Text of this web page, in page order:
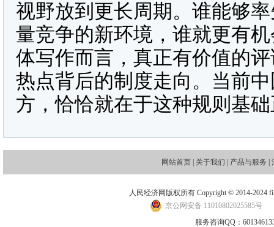
视野放到更长周期。谁能够
量竞争的新环境，谁就更有
体写作而言，真正有价值的
热点背后的制度走向。当前
方，恰恰就在于这种规则基
网站首页 关于我们 产品与服务
人民经济网版权所有 Copyright © 2014-2024
京公网安备 11010802025585号
服务咨询QQ：